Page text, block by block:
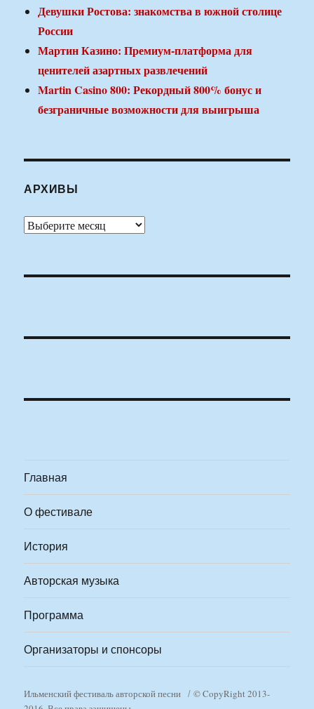
Девушки Ростова: знакомства в южной столице
России
Мартин Казино: Премиум-платформа для
ценителей азартных развлечений
Martin Casino 800: Рекордный 800% бонус и
безграничные возможности для выигрыша
АРХИВЫ
Архивы
Главная
О фестивале
История
Авторская музыка
Программа
Организаторы и спонсоры
Ильменский фестиваль авторской песни
© CopyRight 2013-